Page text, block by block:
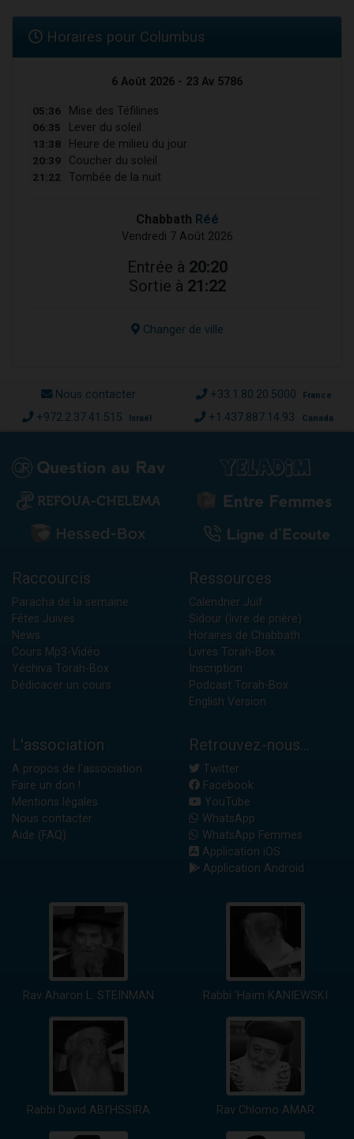
Horaires pour Columbus
6 Août 2026 - 23 Av 5786
05:36 Mise des Téfilines
06:35 Lever du soleil
13:38 Heure de milieu du jour
20:39 Coucher du soleil
21:22 Tombée de la nuit
Chabbath Réé
Vendredi 7 Août 2026
Entrée à 20:20
Sortie à 21:22
Changer de ville
Nous contacter +33.1.80.20.5000 France
+972.2.37.41.515 Israël +1.437.887.14.93 Canada
Raccourcis
Paracha de la semaine
Fêtes Juives
News
Cours Mp3-Vidéo
Yéchiva Torah-Box
Dédicacer un cours
Ressources
Calendrier Juif
Sidour (livre de prière)
Horaires de Chabbath
Livres Torah-Box
Inscription
Podcast Torah-Box
English Version
L'association
A propos de l'association
Faire un don !
Mentions légales
Nous contacter
Aide (FAQ)
Retrouvez-nous...
Twitter
Facebook
YouTube
WhatsApp
WhatsApp Femmes
Application iOS
Application Android
Rav Aharon L. STEINMAN Rabbi 'Haïm KANIEWSKI
Rabbi David ABI'HSSIRA Rav Chlomo AMAR